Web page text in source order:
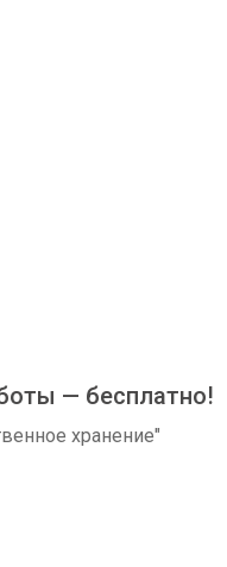
— бесплатно!
хранение"